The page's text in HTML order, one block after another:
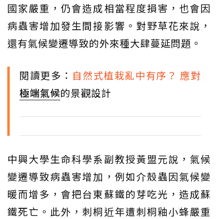
國家嚴重，仍會造成相當程度損害，也會因
病蟲害增加發生間接影響。對野草花來說，
還有氣候變遷導致的外來種大肆蔓延問題。
閱讀更多： 自然式植栽亂中有序？ 應對
極端氣候的景觀設計
中興大學生命科學系副教授黃盟元說，氣候
變遷導致病蟲害增加，例如介殼蟲因氣候變
暖而增多，會把台東蘇鐵的芽吃光，造成蘇
鐵死亡。此外，刺桐近年遭刺桐釉小蜂嚴重